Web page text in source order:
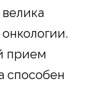
прием
способен